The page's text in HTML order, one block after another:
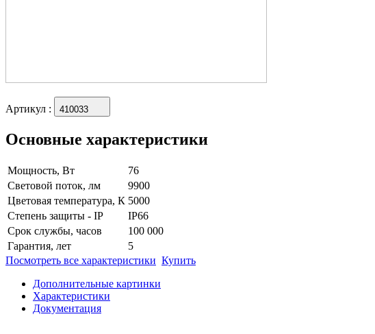
Артикул : 410033
Основные характеристики
Мощность, Вт
76
Световой поток, лм
9900
Цветовая температура, К 5000
Степень защиты - IP
IP66
Срок службы, часов
100 000
Гарантия, лет
5
Посмотреть все характеристики Купить
Дополнительные картинки
Характеристики
Документация